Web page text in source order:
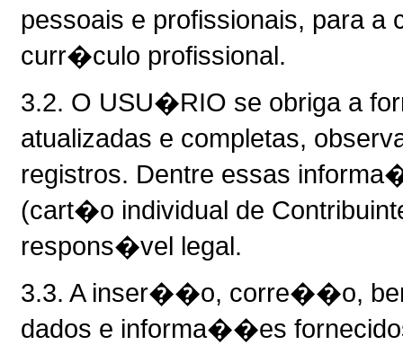
pessoais e profissionais, para
curr�culo profissional.
3.2. O USU�RIO se obriga a
atualizadas e completas,
registros. Dentre essas
(cart�o individual de
respons�vel legal.
3.3. A inser��o, corre��o,
dados e informa��es